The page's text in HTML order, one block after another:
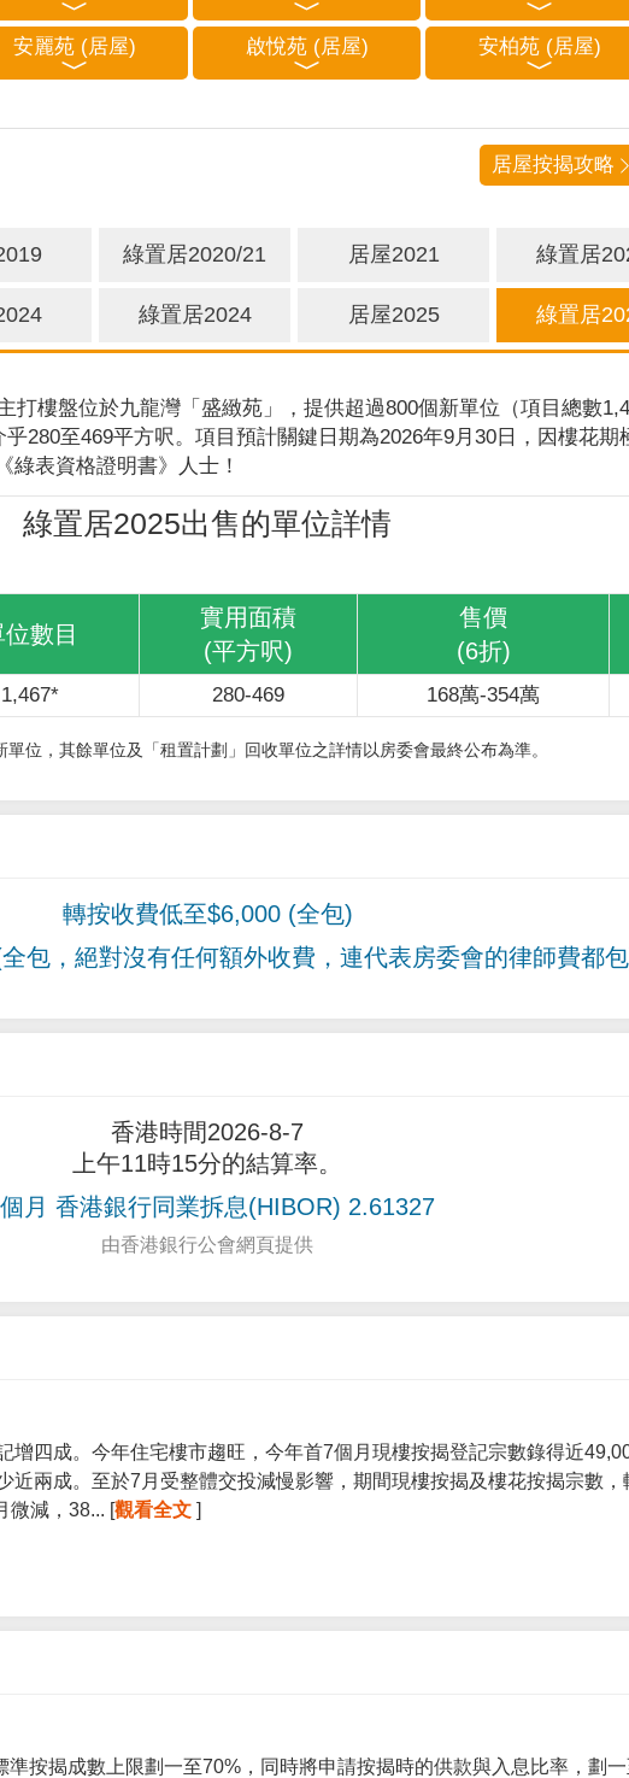
安麗苑 (居屋) 啟悅苑 (居屋) 安柏苑 (居屋)
居屋按揭攻略
綠置居2020/21 居屋2021 綠置居
綠置居2024 居屋2025 綠置居
打樓盤位於九龍灣「盛緻苑」，提供超過800個新單位（項目總數
280至469平方呎。項目預計關鍵日期為2026年9月30日，因樓花
表資格證明書》人士！
綠置居2025出售的單位詳情
數目
實用面積
(平方呎)
售價
(6折)
1,467* 280-469 168萬-354萬
位，其餘單位及「租置計劃」回收單位之詳情以房委會最終公布為準。
轉按收費低至$6,000 (全包)
包，絕對沒有任何額外收費，連代表房委會的律師費都
香港時間2026-8-7
上午11時15分的結算率。
月 香港銀行同業拆息(HIBOR) 2.61327
由香港銀行公會網頁提供
增四成。今年住宅樓市趨旺，今年首7個月現樓按揭登記宗數錄得近
近兩成。至於7月受整體交投減慢影響，期間現樓按揭及樓花按揭宗數
微減，38... [觀看全文 ]
按揭成數上限劃一至70%，同時將申請按揭時的供款與入息比率，劃